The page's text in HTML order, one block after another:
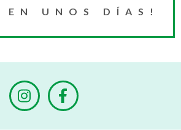
EN UNOS DÍAS!